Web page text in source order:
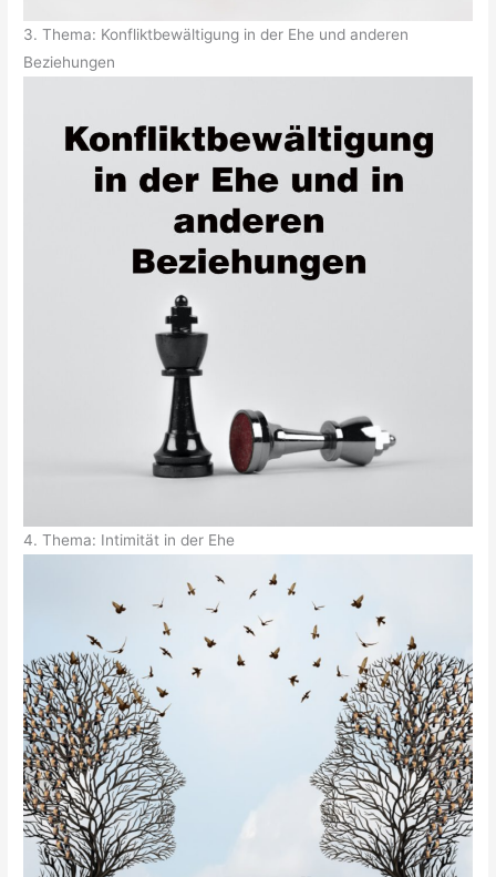
3. Thema: Konfliktbewältigung in der Ehe und anderen
Beziehungen
4. Thema: Intimität in der Ehe